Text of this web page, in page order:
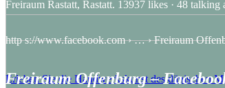
Erleben Sie die Handwerkskunst des dänischen
Freiraum Rastatt, Rastatt. 13937 likes · 48
http s://www.facebook.com › … › Freiraum
Freiraum Offenburg –